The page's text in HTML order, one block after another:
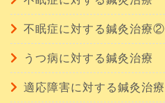
不眠症に対する鍼灸治療②
うつ病に対する鍼灸治療
適応障害に対する鍼灸治療